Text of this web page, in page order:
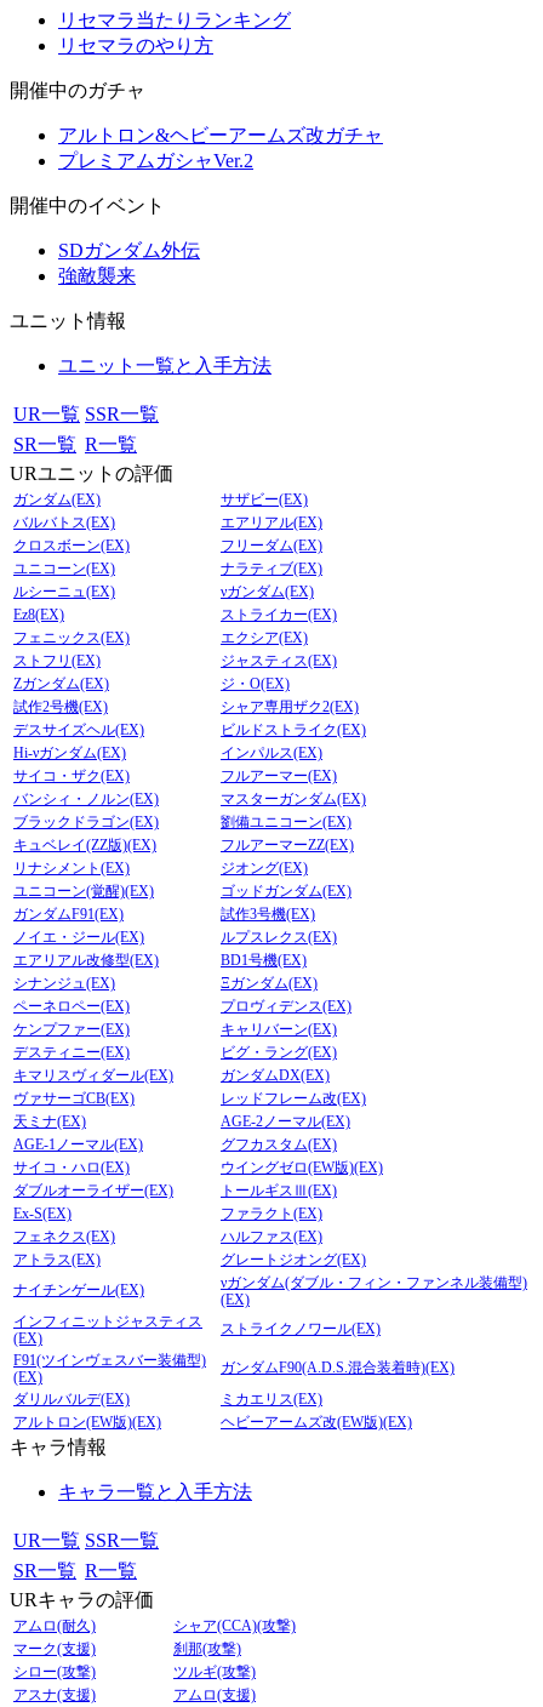
リセマラ当たりランキング
リセマラのやり方
開催中のガチャ
アルトロン&ヘビーアームズ改ガチャ
プレミアムガシャVer.2
開催中のイベント
SDガンダム外伝
強敵襲来
ユニット情報
ユニット一覧と入手方法
UR一覧 SSR一覧
SR一覧 R一覧
URユニットの評価
ガンダム(EX)
サザビー(EX)
バルバトス(EX)
エアリアル(EX)
クロスボーン(EX)
フリーダム(EX)
ユニコーン(EX)
ナラティブ(EX)
ルシーニュ(EX)
νガンダム(EX)
Ez8(EX)
ストライカー(EX)
フェニックス(EX)
エクシア(EX)
ストフリ(EX)
ジャスティス(EX)
Zガンダム(EX)
ジ・O(EX)
試作2号機(EX)
シャア専用ザク2(EX)
デスサイズヘル(EX)
ビルドストライク(EX)
Hi-νガンダム(EX)
インパルス(EX)
サイコ・ザク(EX)
フルアーマー(EX)
バンシィ・ノルン(EX)
マスターガンダム(EX)
ブラックドラゴン(EX)
劉備ユニコーン(EX)
キュベレイ(ZZ版)(EX)
フルアーマーZZ(EX)
リナシメント(EX)
ジオング(EX)
ユニコーン(覚醒)(EX)
ゴッドガンダム(EX)
ガンダムF91(EX)
試作3号機(EX)
ノイエ・ジール(EX)
ルプスレクス(EX)
エアリアル改修型(EX)
BD1号機(EX)
シナンジュ(EX)
Ξガンダム(EX)
ペーネロペー(EX)
プロヴィデンス(EX)
ケンプファー(EX)
キャリバーン(EX)
デスティニー(EX)
ビグ・ラング(EX)
キマリスヴィダール(EX)
ガンダムDX(EX)
ヴァサーゴCB(EX)
レッドフレーム改(EX)
天ミナ(EX)
AGE-2ノーマル(EX)
AGE-1ノーマル(EX)
グフカスタム(EX)
サイコ・ハロ(EX)
ウイングゼロ(EW版)(EX)
ダブルオーライザー(EX)
トールギスⅢ(EX)
Ex-S(EX)
ファラクト(EX)
フェネクス(EX)
ハルファス(EX)
アトラス(EX)
グレートジオング(EX)
ナイチンゲール(EX)
νガンダム(ダブル・フィン・ファンネル装備型)
(EX)
インフィニットジャスティス
(EX)
ストライクノワール(EX)
F91(ツインヴェスバー装備型)
(EX)
ガンダムF90(A.D.S.混合装着時)(EX)
ダリルバルデ(EX)
ミカエリス(EX)
アルトロン(EW版)(EX)
ヘビーアームズ改(EW版)(EX)
キャラ情報
キャラ一覧と入手方法
UR一覧 SSR一覧
SR一覧 R一覧
URキャラの評価
アムロ(耐久)
シャア(CCA)(攻撃)
マーク(支援)
刹那(攻撃)
シロー(攻撃)
ツルギ(攻撃)
アスナ(支援)
アムロ(支援)